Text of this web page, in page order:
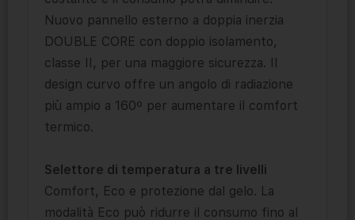
Nuovo pannello esterno a doppia inerzia
DOUBLE CORE con doppio isolamento,
classe II, per una maggiore sicurezza. Il
design curvo offre un angolo di radiazione
più ampio a 160º per aumentare il comfort
termico.
Selettore di temperatura a tre livelli
Comfort, Eco e protezione dal gelo. La
modalità Eco può ridurre il consumo fino al